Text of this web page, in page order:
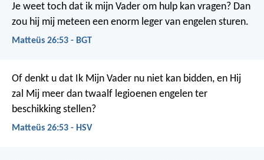
Je weet toch dat ik mijn Vader om hulp kan vragen? Dan
zou hij mij meteen een enorm leger van engelen sturen.
Matteüs 26:53 - BGT
Of denkt u dat Ik Mijn Vader nu niet kan bidden, en Hij
zal Mij meer dan twaalf legioenen engelen ter
beschikking stellen?
Matteüs 26:53 - HSV